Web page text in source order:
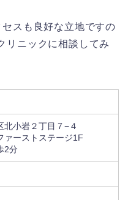
スも良好な立地ですの
リニックに相談してみ
北小岩２丁目７−４
ァーストステージ1F
2分